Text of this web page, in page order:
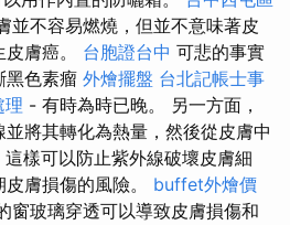
並不容易燃燒，但並不意味著皮
膚癌。 台胞證台中 可悲的事實
黑色素瘤 外燴擺盤 台北記帳士事
理 - 有時為時已晚。 另一方面，
將其轉化為熱量，然後從皮膚中
這樣可以防止紫外線破壞皮膚細
膚損傷的風險。 buffet外燴價
窗玻璃穿透可以導致皮膚損傷和